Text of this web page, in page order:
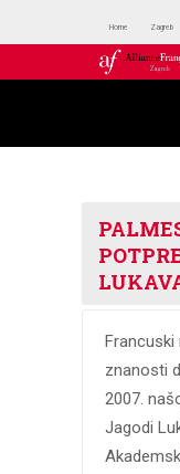
Home Zagreb
Francuski
znanosti
2007.
Jagodi